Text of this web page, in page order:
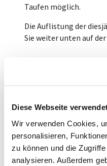
Diese Webseite
Wir verwenden Cookies,
personalisieren,
zu können und die
analysieren. Außerdem
Taufen möglich.
Die Auflistung der
Sie weiter unten auf der